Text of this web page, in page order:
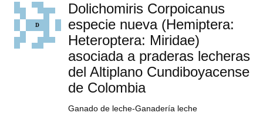
Dolichomiris Corpoicanus
especie nueva (Hemiptera:
Heteroptera: Miridae)
asociada a praderas lecheras
del Altiplano Cundiboyacense
de Colombia
Ganado de leche-Ganadería leche